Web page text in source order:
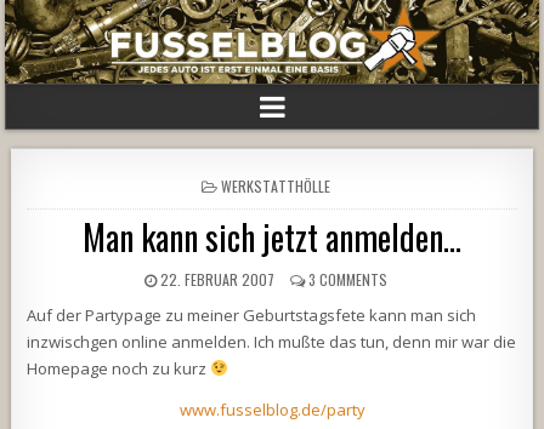
POSTED
IN
WERKSTATTHÖLLE
Man kann sich jetzt anmelden…
22. FEBRUAR 2007 3 COMMENTS
Auf der Partypage zu meiner Geburtstagsfete kann man sich
inzwischgen online anmelden. Ich mußte das tun, denn mir war die
Homepage noch zu kurz
www.fusselblog.de/party